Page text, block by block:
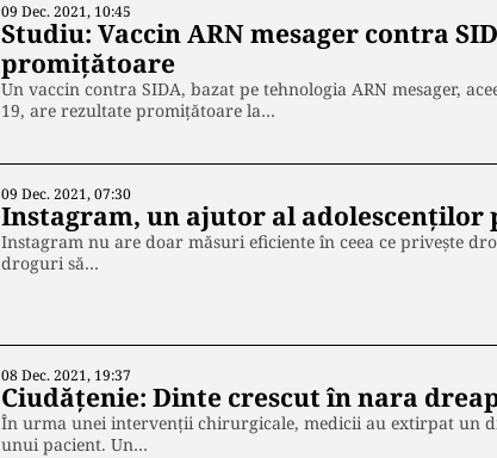
09 Dec. 2021, 10:45
Studiu: Vaccin ARN mesager contra
promițătoare
Un vaccin contra SIDA, bazat pe tehnologia ARN mesager,
19, are rezultate promițătoare la…
09 Dec. 2021, 07:30
Instagram, un ajutor al
Instagram nu are doar măsuri eficiente în ceea ce privește
droguri să…
08 Dec. 2021, 19:37
Ciudățenie: Dinte crescut în nara
În urma unei intervenții chirurgicale, medicii au extirpat un
unui pacient. Un…